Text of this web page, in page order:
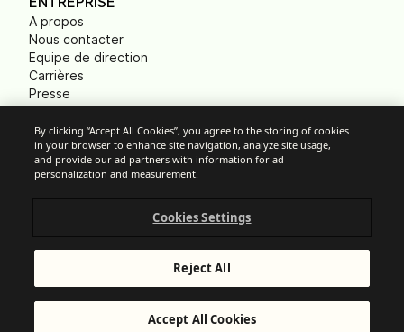
A propos
Nous contacter
Equipe de direction
Carrières
Presse
Empreinte carbone
ONG
Paramètres des cookies
Protection des données
Conditions Générales de Services
© Brevo 2025. Tous droits réservés.
By clicking “Accept All Cookies”, you agree to the storing of cookies
in your browser to enhance site navigation, analyze site usage,
and provide our ad partners with information for ad
personalization and measurement.
Cookies Settings
Reject All
Accept All Cookies